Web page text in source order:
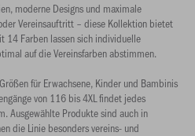
moderne Designs und maximale
Vereinsauftritt – diese Kollektion bietet
14 Farben lassen sich individuelle
auf die Vereinsfarben abstimmen.
für Erwachsene, Kinder und Bambinis
von 116 bis 4XL findet jedes
Ausgewählte Produkte sind auch in
die Linie besonders vereins- und